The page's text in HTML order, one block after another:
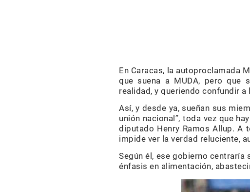
En Caracas, la autoproclamada
que suena a MUDA, pero que
realidad, y queriendo confundir a
Así, y desde ya, sueñan sus
unión nacional”, toda vez que
diputado Henry Ramos Allup. A
impide ver la verdad reluciente,
Según él, ese gobierno centraría
énfasis en alimentación,